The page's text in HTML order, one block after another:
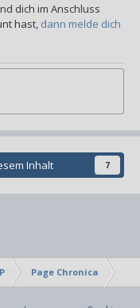
dich im Anschluss
hast, dann melde dich
Inhalt 7
P Page Chronica